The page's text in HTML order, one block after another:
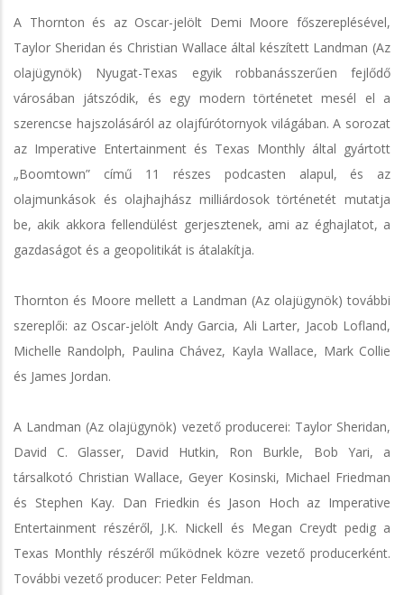
A Thornton és az Oscar-jelölt Demi Moore főszereplésével,
Taylor Sheridan és Christian Wallace által készített Landman (Az
olajügynök) Nyugat-Texas egyik robbanásszerűen fejlődő
városában játszódik, és egy modern történetet mesél el a
szerencse hajszolásáról az olajfúrótornyok világában. A sorozat
az Imperative Entertainment és Texas Monthly által gyártott
„Boomtown” című 11 részes podcasten alapul, és az
olajmunkások és olajhajhász milliárdosok történetét mutatja
be, akik akkora fellendülést gerjesztenek, ami az éghajlatot, a
gazdaságot és a geopolitikát is átalakítja.
Thornton és Moore mellett a Landman (Az olajügynök) további
szereplői: az Oscar-jelölt Andy Garcia, Ali Larter, Jacob Lofland,
Michelle Randolph, Paulina Chávez, Kayla Wallace, Mark Collie
és James Jordan.
A Landman (Az olajügynök) vezető producerei: Taylor Sheridan,
David C. Glasser, David Hutkin, Ron Burkle, Bob Yari, a
társalkotó Christian Wallace, Geyer Kosinski, Michael Friedman
és Stephen Kay. Dan Friedkin és Jason Hoch az Imperative
Entertainment részéről, J.K. Nickell és Megan Creydt pedig a
Texas Monthly részéről működnek közre vezető producerként.
További vezető producer: Peter Feldman.